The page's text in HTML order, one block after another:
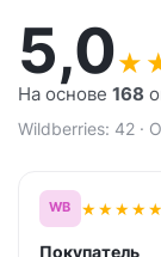
5,0★
На основе 168
Wildberries: 42 ·
WB ★★★★★
Покупатель